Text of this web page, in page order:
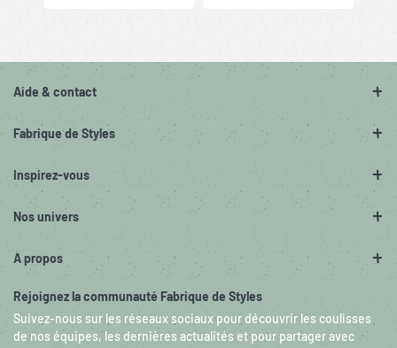
Aide & contact
Fabrique de Styles
Inspirez-vous
Nos univers
A propos
Rejoignez la communauté Fabrique de Styles
Suivez-nous sur les réseaux sociaux pour découvrir les coulisses
de nos équipes, les dernières actualités et pour partager avec